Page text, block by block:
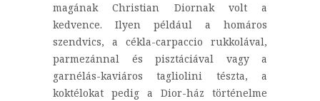
magának Christian Diornak volt a
kedvence. Ilyen például a homáros
szendvics, a cékla-carpaccio rukkolával,
parmezánnal és pisztáciával vagy a
garnélás-kaviáros tagliolini tészta, a
koktélokat pedig a Dior-ház történelme